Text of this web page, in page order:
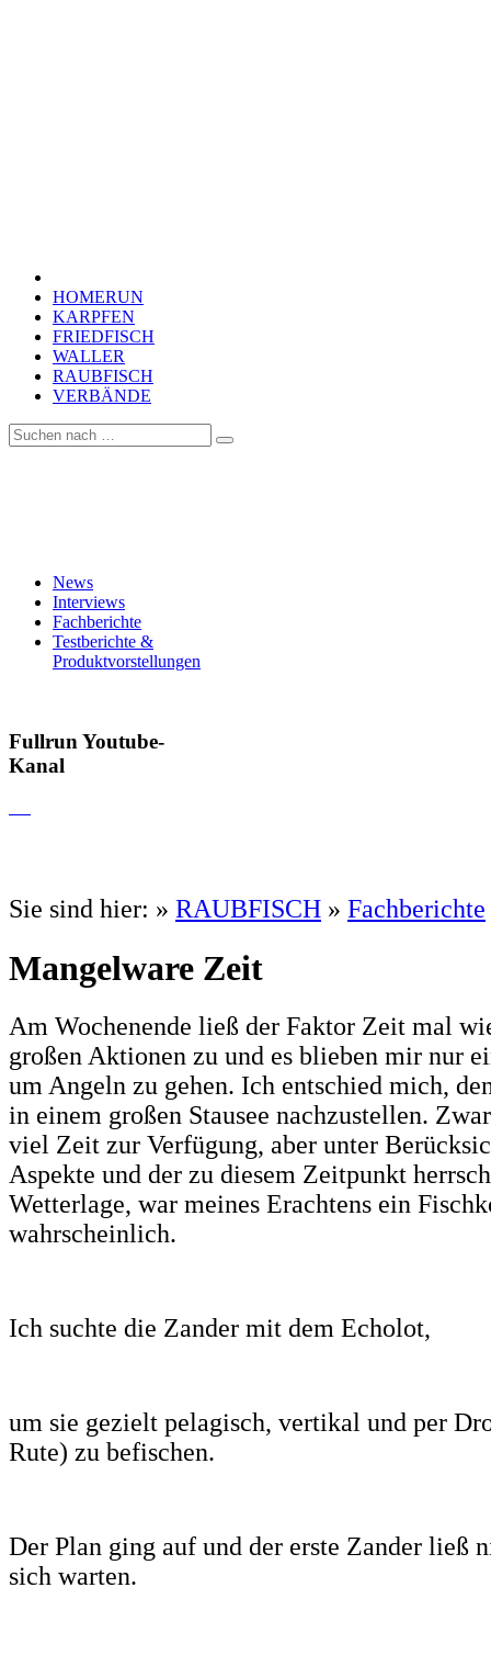
HOMERUN
KARPFEN
FRIEDFISCH
WALLER
RAUBFISCH
VERBÄNDE
News
Interviews
Fachberichte
Testberichte &
Produktvorstellungen
Fullrun Youtube-
Kanal
Sie sind hier: » RAUBFISCH » Fachberichte
Mangelware Zeit
Am Wochenende ließ der Faktor Zeit mal
großen Aktionen zu und es blieben mir nur
um Angeln zu gehen. Ich entschied mich,
in einem großen Stausee nachzustellen.
viel Zeit zur Verfügung, aber unter
Aspekte und der zu diesem Zeitpunkt
Wetterlage, war meines Erachtens ein
wahrscheinlich.
Ich suchte die Zander mit dem Echolot,
um sie gezielt pelagisch, vertikal und per
Rute) zu befischen.
Der Plan ging auf und der erste Zander ließ
sich warten.